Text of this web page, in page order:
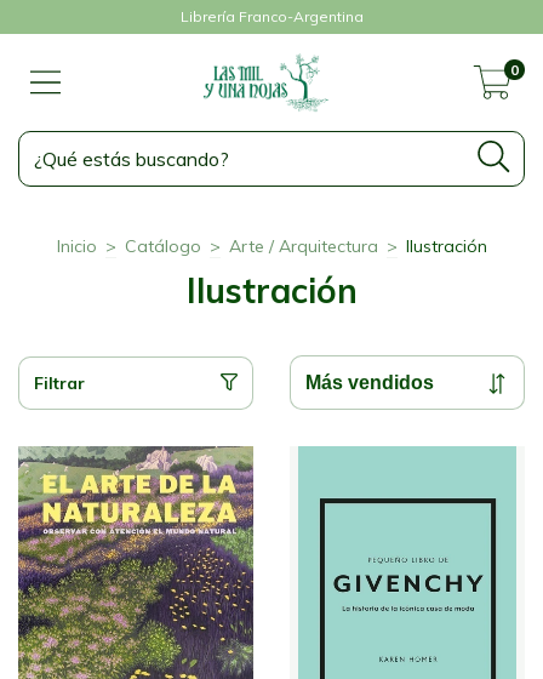
Librería Franco-Argentina
0
Inicio > Catálogo > Arte / Arquitectura > Ilustración
Ilustración
Filtrar